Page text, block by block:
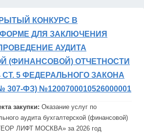
КОНКУРС В
ДЛЯ ЗАКЛЮЧЕНИЯ
АУДИТА
(ФИНАНСОВОЙ) ОТЧЕТНОСТИ
СТ. 5 ФЕДЕРАЛЬНОГО ЗАКОНА
307-ФЗ) №1200700010526000001
закупки: Оказание услуг по
аудита бухгалтерской (финансовой)
ЛИФТ МОСКВА» за 2026 год